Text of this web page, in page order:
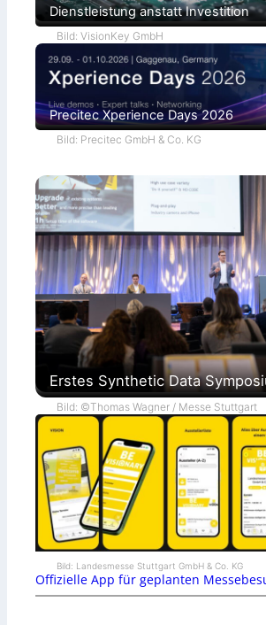
r
a
Dienstleistung anstatt Investition
Bild: VisionKey GmbH
Precitec Xperience Days 2026
Bild: Precitec GmbH & Co. KG
Erstes Synthetic Data
Bild: ©Thomas Wagner / Messe Stuttgart
Bild: Landesmesse Stuttgart GmbH & Co. KG
Offizielle App für geplanten